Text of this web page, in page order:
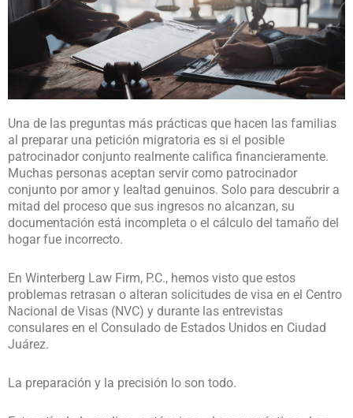
Una de las preguntas más prácticas que hacen las familias
al preparar una petición migratoria es si el posible
patrocinador conjunto realmente califica financieramente.
Muchas personas aceptan servir como patrocinador
conjunto por amor y lealtad genuinos. Solo para descubrir a
mitad del proceso que sus ingresos no alcanzan, su
documentación está incompleta o el cálculo del tamaño del
hogar fue incorrecto.
En Winterberg Law Firm, P.C., hemos visto que estos
problemas retrasan o alteran solicitudes de visa en el Centro
Nacional de Visas (NVC) y durante las entrevistas
consulares en el Consulado de Estados Unidos en Ciudad
Juárez.
La preparación y la precisión lo son todo.